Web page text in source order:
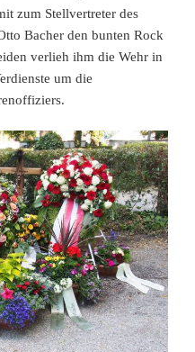
zum Stellvertreter des
Bacher den bunten Rock
verlieh ihm die Wehr in
um die